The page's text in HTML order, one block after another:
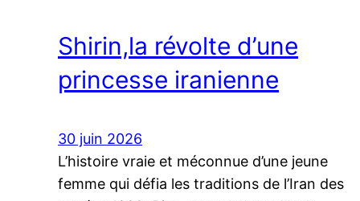
Shirin,la révolte d’une
princesse iranienne
30 juin 2026
L’histoire vraie et méconnue d’une jeune
femme qui défia les traditions de l’Iran des